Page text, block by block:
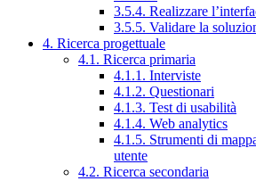
3.5.4. Realizzare
3.5.5. Validare la
4. Ricerca progettuale
4.1. Ricerca primaria
4.1.1. Interviste
4.1.2. Questionari
4.1.3. Test di usabilità
4.1.4. Web analytics
4.1.5. Strumenti di
utente
4.2. Ricerca secondaria